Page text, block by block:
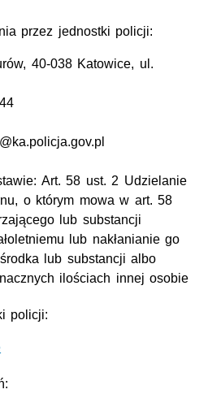
przez jednostki policji:
40-038 Katowice, ul.
Art. 58 ust. 2 Udzielanie
o którym mowa w art. 58
lub substancji
lub nakłanianie go
lub substancji albo
ilościach innej osobie
policji: